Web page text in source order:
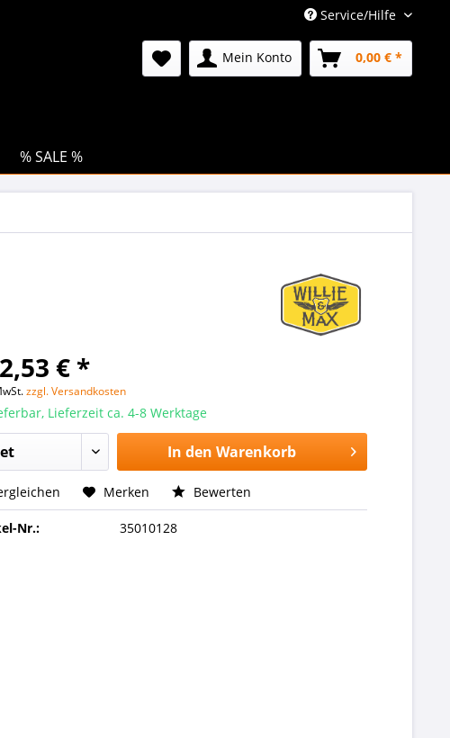
Service/Hilfe
Mein Konto 0,00 € *
% SALE %
€ *
zzgl. Versandkosten
Lieferzeit ca. 4-8 Werktage
In den Warenkorb
Merken Bewerten
Nr.: 35010128